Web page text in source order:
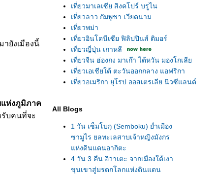
ายังเมืองนี้
แห่งภูมิภาค
บคนที่จะ
เที่ยวมาเลเซีย สิงคโปร์ บรูไน
เที่ยวลาว กัมพูชา เวียดนาม
เที่ยวพม่า
เที่ยวอินโดนีเซีย ฟิลิปปินส์ ติมอร์
เที่ยวญี่ปุ่น เกาหลี
เที่ยวจีน ฮ่องกง มาเก๊า ไต้หวัน มองโกเลี
เที่ยวเอเชียใต้ ตะวันออกกลาง แอฟริกา
เที่ยวอเมริกา ยุโรป ออสเตรเลีย นิวซีแลนด์
All Blogs
1 วัน เซ็มโบกุ (Semboku) ย่ำเมือง
ซามูไร ยลทะเลสาบเจ้าหญิงมังกร
ห่งดินแดนอากิตะ
4 วัน 3 คืน อิวาเตะ จากเมืองใต้เงา
ขุนเขาสู่มรดกโลกแห่งดินแดน